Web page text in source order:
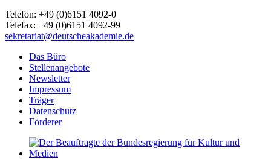
Telefon: +49 (0)6151 4092-0
Telefax: +49 (0)6151 4092-99
sekretariat@deutscheakademie.de
Das Büro
Stellenangebote
Newsletter
Impressum
Träger
Datenschutz
Förderer